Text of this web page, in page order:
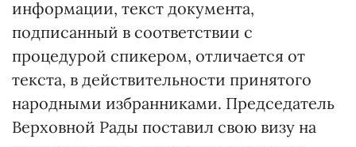
информации, текст документа,
подписанный в соответствии с
процедурой спикером, отличается от
текста, в действительности принятого
народными избранниками. Председатель
Верховной Рады поставил свою визу на